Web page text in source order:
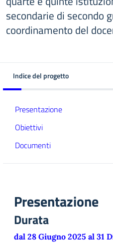
secondarie di secondo
coordinamento del
Indice del progetto
Presentazione
Obiettivi
Documenti
Presentazione
Durata
dal 28 Giugno 2025 al 31